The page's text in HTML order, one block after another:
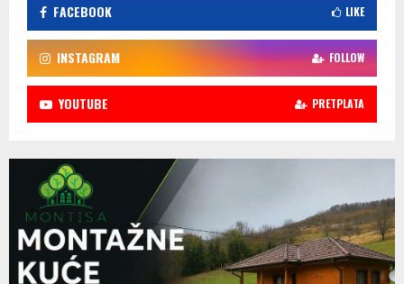
FACEBOOK LIKE
INSTAGRAM FOLLOW
YOUTUBE PRETPLATA